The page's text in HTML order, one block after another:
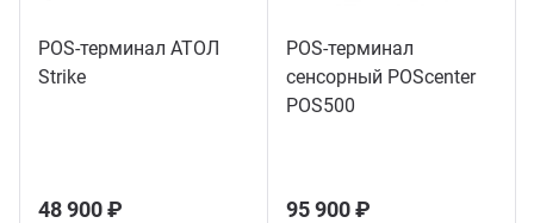
POS-терминал АТОЛ
Strike
48 900 ₽
POS-терминал
сенсорный POScenter
POS500
95 900 ₽